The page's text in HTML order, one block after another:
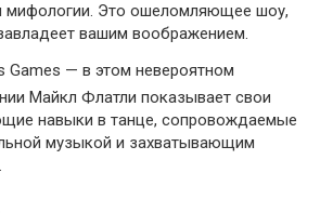
мифологии. Это ошеломляющее шоу,
вашим воображением.
Games — в этом невероятном
Майкл Флатли показывает свои
навыки в танце, сопровождаемые
музыкой и захватывающим